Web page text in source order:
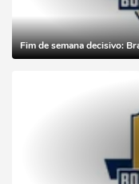
Fim de semana decisivo: